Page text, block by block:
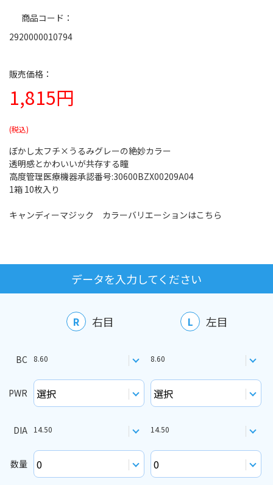
1,815円
商品コード
2920000010794
ぼかし太フチ×うるみグレーの絶妙カラー
透明感とかわいいが共存する瞳
高度管理医療機器承認番号:30600BZX00209A04
1箱 10枚入り
キャンディーマジック カラーバリエーションはこちら
データを入力してください
R 右目 L 左目
BC 8.60 8.60
PWR
DIA 14.50 14.50
数量